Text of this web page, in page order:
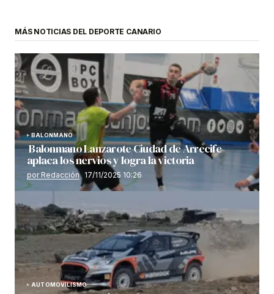
MÁS NOTICIAS DEL DEPORTE CANARIO
BALONMANO
Balonmano Lanzarote Ciudad de Arrecife
aplaca los nervios y logra la victoria
por Redacción 17/11/2025 10:26
AUTOMOVILISMO